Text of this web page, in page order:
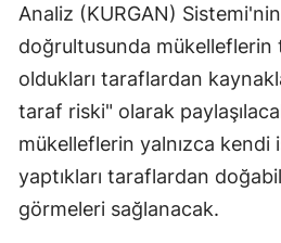
Analiz (KURGAN) Sistemi'nin
doğrultusunda mükelleflerin
oldukları taraflardan
taraf riski" olarak
mükelleflerin yalnızca kendi
yaptıkları taraflardan
görmeleri sağlanacak.